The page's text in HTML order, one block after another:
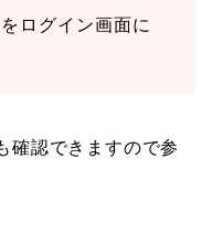
ログイン画面に
確認できますので参